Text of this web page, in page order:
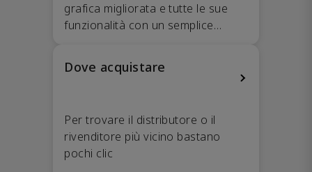
grafica migliorata e tutte le sue
funzionalità con un semplice
Dove acquistare
Per trovare il distributore o il
rivenditore più vicino bastano
pochi clic